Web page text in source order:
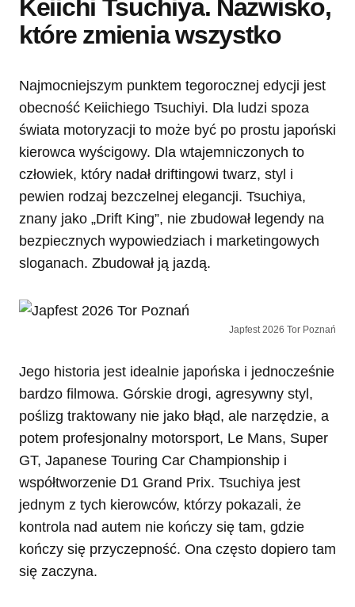
Keiichi Tsuchiya. Nazwisko,
które zmienia wszystko
Najmocniejszym punktem tegorocznej edycji jest
obecność Keiichiego Tsuchiyi. Dla ludzi spoza
świata motoryzacji to może być po prostu japoński
kierowca wyścigowy. Dla wtajemniczonych to
człowiek, który nadał driftingowi twarz, styl i
pewien rodzaj bezczelnej elegancji. Tsuchiya,
znany jako „Drift King”, nie zbudował legendy na
bezpiecznych wypowiedziach i marketingowych
sloganach. Zbudował ją jazdą.
Japfest 2026 Tor Poznań
Jego historia jest idealnie japońska i jednocześnie
bardzo filmowa. Górskie drogi, agresywny styl,
poślizg traktowany nie jako błąd, ale narzędzie, a
potem profesjonalny motorsport, Le Mans, Super
GT, Japanese Touring Car Championship i
współtworzenie D1 Grand Prix. Tsuchiya jest
jednym z tych kierowców, którzy pokazali, że
kontrola nad autem nie kończy się tam, gdzie
kończy się przyczepność. Ona często dopiero tam
się zaczyna.